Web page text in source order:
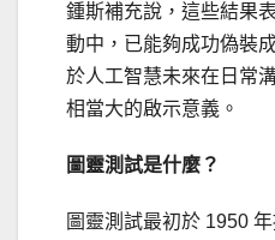
鍾斯補充說，這些結果
動中，已能夠成功偽裝
於人工智慧未來在日常
相當大的啟示意義。
圖靈測試是什麼？
圖靈測試最初於 1950